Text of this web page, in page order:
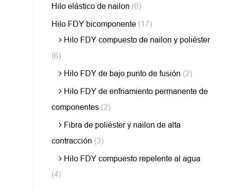
Hilo elástico de nailon (6)
Hilo FDY bicomponente (17)
Hilo FDY compuesto de nailon y poliéster
(6)
Hilo FDY de bajo punto de fusión (2)
Hilo FDY de enfriamiento permanente de
componentes (2)
Fibra de poliéster y nailon de alta
contracción (3)
Hilo FDY compuesto repelente al agua
(4)